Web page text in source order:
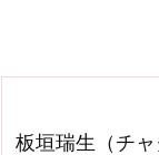
板垣瑞生（チ